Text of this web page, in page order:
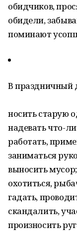
обидчиков,
обидели,
поминают
В праздничный
носить старую
надевать что-
работать,
заниматься
выносить мусор;
охотиться,
гадать,
скандалить,
произносить